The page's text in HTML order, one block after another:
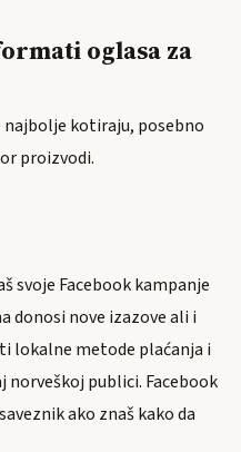
oglasa za
kotiraju, posebno
proizvodi.
svoje Facebook kampanje
donosi nove izazove ali i
lokalne metode plaćanja i
norveškoj publici. Facebook
ako znaš kako da